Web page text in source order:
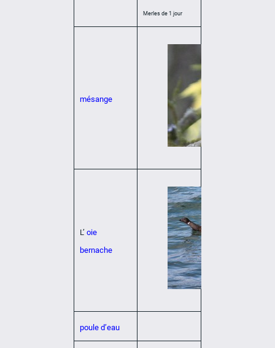
Merles de 1 jour
mésange
L’oie
bernache
poule d’eau